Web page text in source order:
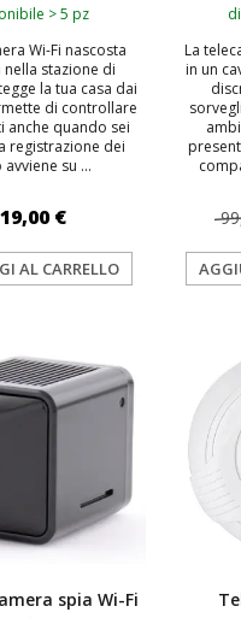
> 5 pz
Wi-Fi nascosta
nella stazione di
la tua casa dai
di controllare
anche quando sei
registrazione dei
su ...
€
AL CARRELLO
La
in un
spia Wi-Fi